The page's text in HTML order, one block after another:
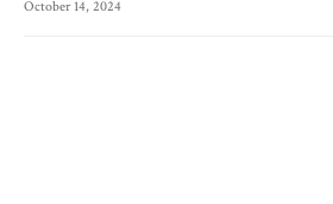
October 14, 2024